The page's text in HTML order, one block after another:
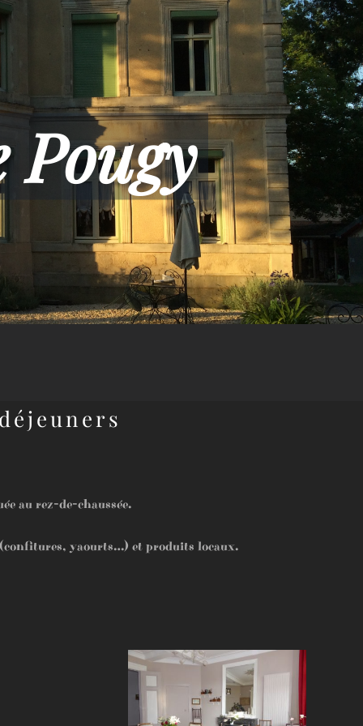
Pougy
au rez-de-chaussée.
yaourts…) et produits locaux.